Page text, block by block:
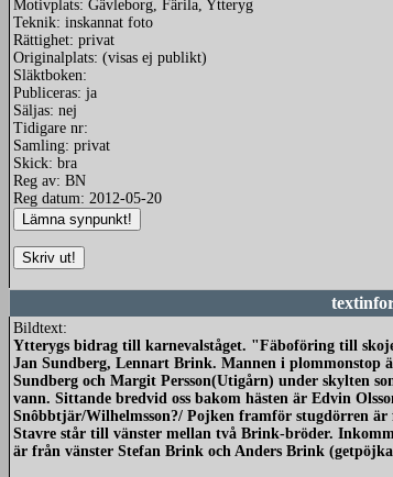
Motivplats: Gävleborg, Färila, Ytteryg
Teknik: inskannat foto
Rättighet: privat
Originalplats: (visas ej publikt)
Släktboken:
Publiceras: ja
Säljas: nej
Tidigare nr:
Samling: privat
Skick: bra
Reg av: BN
Reg datum: 2012-05-20
Bildtext:
Ytterygs bidrag till karnevalståget. "Fäboföring till
Jan Sundberg, Lennart Brink. Mannen i
Sundberg och Margit Persson(Utigårn) under skylten
vann. Sittande bredvid oss bakom hästen är Edvin
Snôbbtjär/Wilhelmsson?/ Pojken framför stugdörren
Stavre står till vänster mellan två Brink-bröder.
är från vänster Stefan Brink och Anders Brink